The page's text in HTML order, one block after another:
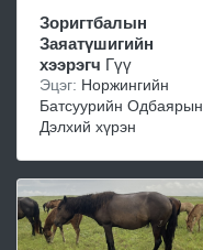
Зоригтбалын
Заяатүшигийн
хээрэгч Гүү
Эцэг: Норжингийн
Батсуурийн Одбаярын
Дэлхий хүрэн